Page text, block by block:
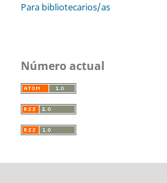
Para bibliotecarios/as
Número actual